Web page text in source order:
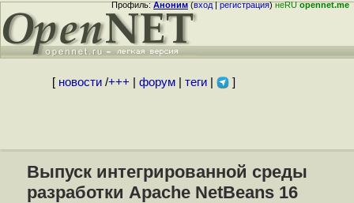
Профиль:Аноним(вход|регистрация)неRUopennet.me
[ новости/+++ форум| теги| ]
Выпуск интегрированной среды
разработки Apache NetBeans 16